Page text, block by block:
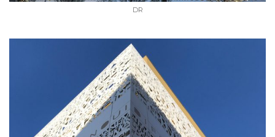
DR